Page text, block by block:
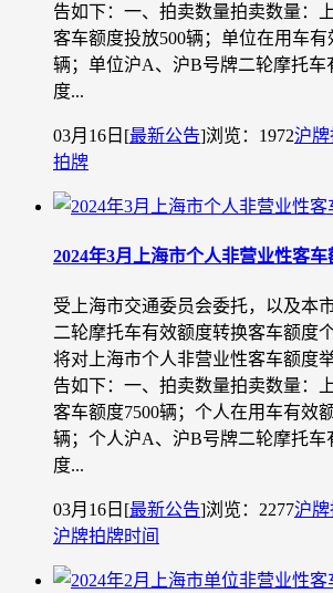
告如下：一、拍卖数量拍卖数量：
客车额度投放500辆；单位在用车有
辆；单位沪A、沪B号牌二轮摩托车
度...
03月16日 [最新公告]浏览：1972沪牌
拍牌
2024年3月上海市个人非营业性客
受上海市交通委员会委托，以及本
二轮摩托车有效额度转换客车额度
将对上海市个人非营业性客车额度
告如下：一、拍卖数量拍卖数量：
客车额度7500辆；个人在用车有效
辆；个人沪A、沪B号牌二轮摩托车
度...
03月16日 [最新公告]浏览：2277沪牌
沪牌拍牌时间